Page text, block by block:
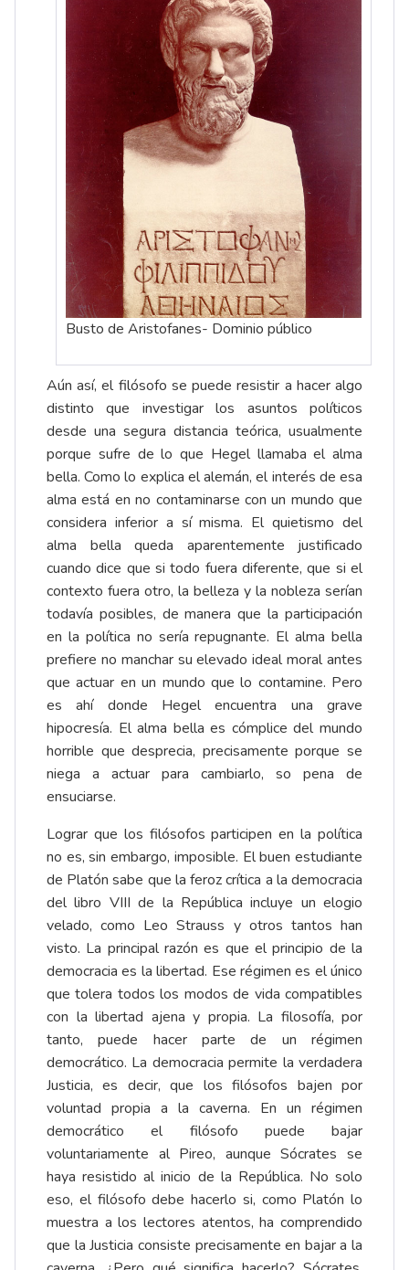
Busto de Aristofanes- Dominio público
Aún así, el filósofo se puede resistir a hacer algo
distinto que investigar los asuntos políticos
desde una segura distancia teórica, usualmente
porque sufre de lo que Hegel llamaba el alma
bella. Como lo explica el alemán, el interés de esa
alma está en no contaminarse con un mundo que
considera inferior a sí misma. El quietismo del
alma bella queda aparentemente justificado
cuando dice que si todo fuera diferente, que si el
contexto fuera otro, la belleza y la nobleza serían
todavía posibles, de manera que la participación
en la política no sería repugnante. El alma bella
prefiere no manchar su elevado ideal moral antes
que actuar en un mundo que lo contamine. Pero
es ahí donde Hegel encuentra una grave
hipocresía. El alma bella es cómplice del mundo
horrible que desprecia, precisamente porque se
niega a actuar para cambiarlo, so pena de
ensuciarse.
Lograr que los filósofos participen en la política
no es, sin embargo, imposible. El buen estudiante
de Platón sabe que la feroz crítica a la democracia
del libro VIII de la República incluye un elogio
velado, como Leo Strauss y otros tantos han
visto. La principal razón es que el principio de la
democracia es la libertad. Ese régimen es el único
que tolera todos los modos de vida compatibles
con la libertad ajena y propia. La filosofía, por
tanto, puede hacer parte de un régimen
democrático. La democracia permite la verdadera
Justicia, es decir, que los filósofos bajen por
voluntad propia a la caverna. En un régimen
democrático el filósofo puede bajar
voluntariamente al Pireo, aunque Sócrates se
haya resistido al inicio de la República. No solo
eso, el filósofo debe hacerlo si, como Platón lo
muestra a los lectores atentos, ha comprendido
que la Justicia consiste precisamente en bajar a la